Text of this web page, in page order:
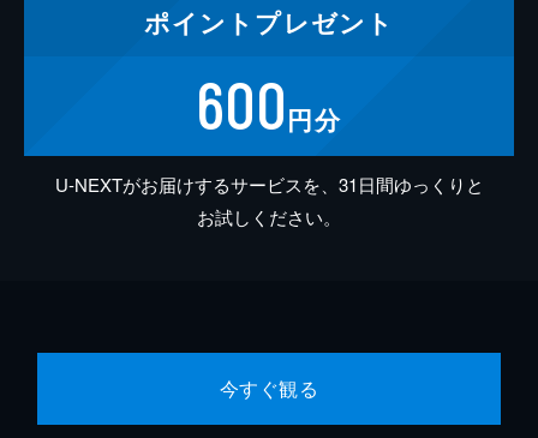
ポイント プレゼント
600円分
U-NEXTがお届けするサービスを、31日間ゆっくりと
お試しください。
今すぐ観る